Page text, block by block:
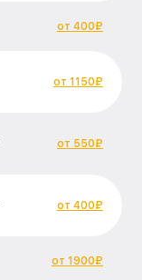
от 400₽
от 1150₽
от 550₽
от 400₽
от 1900₽